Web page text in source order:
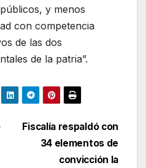
y menos
con competencia
de las dos
de la patria”.
Fiscalía respaldó con
34 elementos de
convicción la